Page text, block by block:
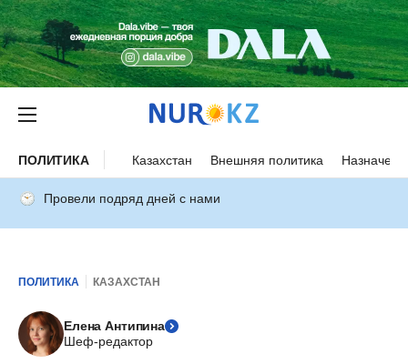
ПОЛИТИКА Казахстан Внешняя политика
Провели подряд дней с нами
ПОЛИТИКА КАЗАХСТАН
Елена Антипина
Шеф-редактор